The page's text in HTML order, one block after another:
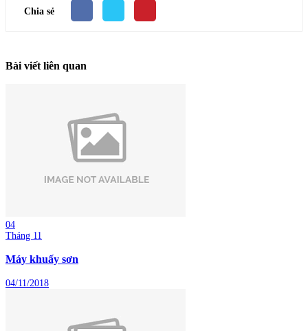
Chia sẻ
Bài viết liên quan
04
Tháng 11
Máy khuấy sơn
04/11/2018